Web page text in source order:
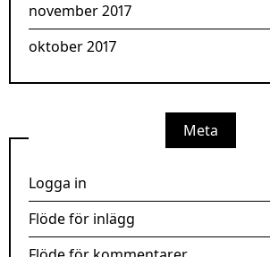
november 2017
oktober 2017
Meta
Logga in
Flöde för inlägg